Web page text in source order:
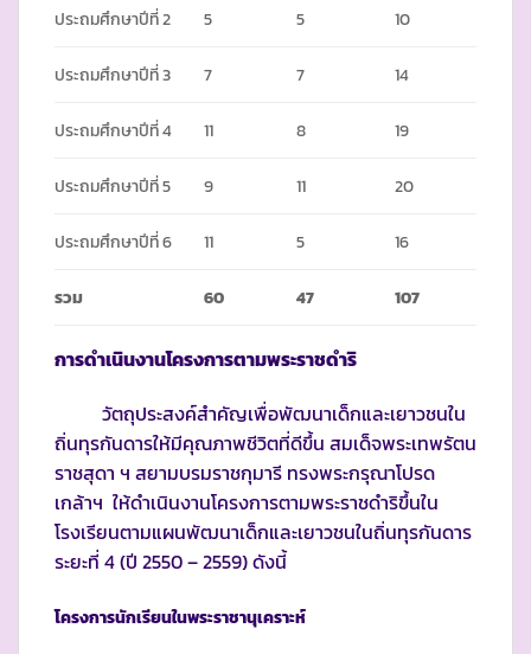
ประถมศึกษาปีที่ 2 5 5 10
ประถมศึกษาปีที่ 3 7 7 14
ประถมศึกษาปีที่ 4 11 8 19
ประถมศึกษาปีที่ 5 9 11 20
ประถมศึกษาปีที่ 6 11 5 16
รวม 60 47 107
การดำเนินงานโครงการตามพระราชดำริ
วัตถุประสงค์สำคัญเพื่อพัฒนาเด็กและเยาวชนใน
ถิ่นทุรกันดารให้มีคุณภาพชีวิตที่ดีขึ้น สมเด็จพระเทพรัตน
ราชสุดา ฯ สยามบรมราชกุมารี ทรงพระกรุณาโปรด
เกล้าฯ ให้ดำเนินงานโครงการตามพระราชดำริขึ้นใน
โรงเรียนตามแผนพัฒนาเด็กและเยาวชนในถิ่นทุรกันดาร
ระยะที่ 4 (ปี 2550 – 2559) ดังนี้
โครงการนักเรียนในพระราชานุเคราะห์